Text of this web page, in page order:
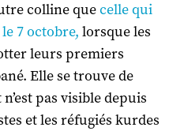
colline quecelle qui
7 octobre, lorsque les
leurs premiers
Elle se trouve de
pas visible depuis
et les réfugiés kurdes